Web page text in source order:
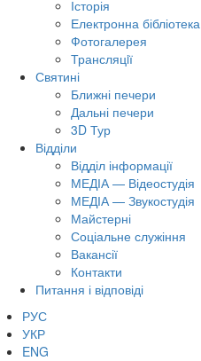
Історія
Електронна бібліотека
Фотогалерея
Трансляцiї
Святині
Ближні печери
Дальні печери
3D Тур
Відділи
Відділ інформації
МЕДІА — Відеостудія
МЕДІА — Звукостудія
Майстерні
Соціальне служіння
Вакансії
Контакти
Питання і відповіді
РУС
УКР
ENG